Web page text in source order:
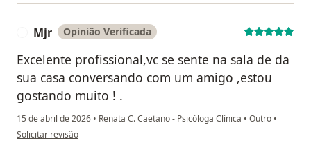
Mjr Opinião Verificada
Excelente profissional,vc se sente na sala de da
sua casa conversando com um amigo ,estou
gostando muito ! .
15 de abril de 2026 • Renata C. Caetano - Psicóloga Clínica • Outro •
na opinião do utilizador Mjr
Solicitar revisão